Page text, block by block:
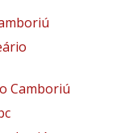
Camboriú